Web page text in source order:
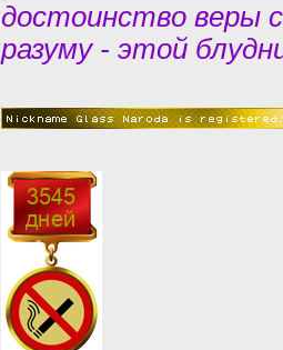
достоинство веры
разуму - этой